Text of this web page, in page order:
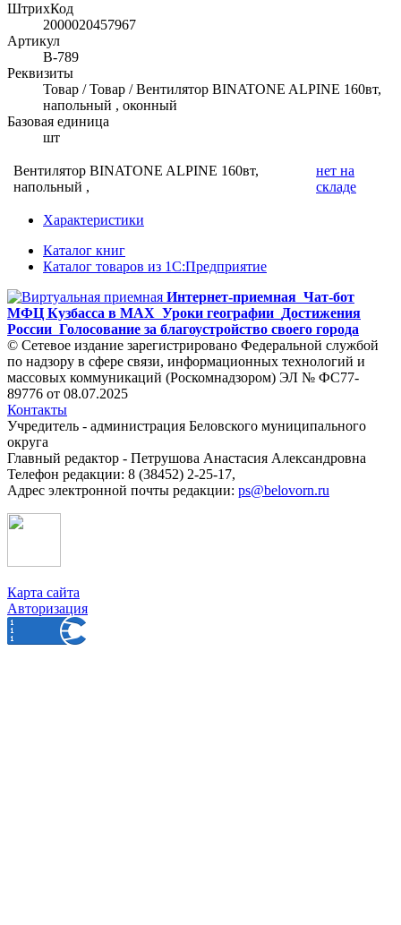
ШтрихКод
2000020457967
Артикул
В-789
Реквизиты
Товар / Товар / Вентилятор BINATONE ALPINE 160вт,
напольный , оконный
Базовая единица
шт
Вентилятор BINATONE ALPINE 160вт,
напольный ,
нет на
складе
Характеристики
Каталог книг
Каталог товаров из 1С:Предприятие
Интернет-приемная Чат-бот
МФЦ Кузбасса в MAX Уроки географии Достижения
России Голосование за благоустройство своего города
© Сетевое издание зарегистрировано Федеральной службой
по надзору в сфере связи, информационных технологий и
массовых коммуникаций (Роскомнадзором) ЭЛ № ФС77-
89776 от 08.07.2025
Контакты
Учредитель - администрация Беловского муниципального
округа
Главный редактор - Петрушова Анастасия Александровна
Телефон редакции: 8 (38452) 2-25-17,
Адрес электронной почты редакции: ps@belovorn.ru
Карта сайта
Авторизация